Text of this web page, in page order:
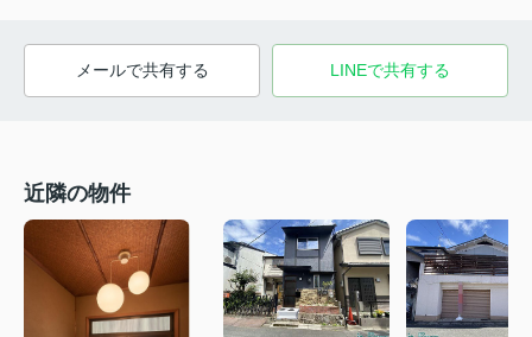
メールで共有する LINEで共有する
近隣の物件